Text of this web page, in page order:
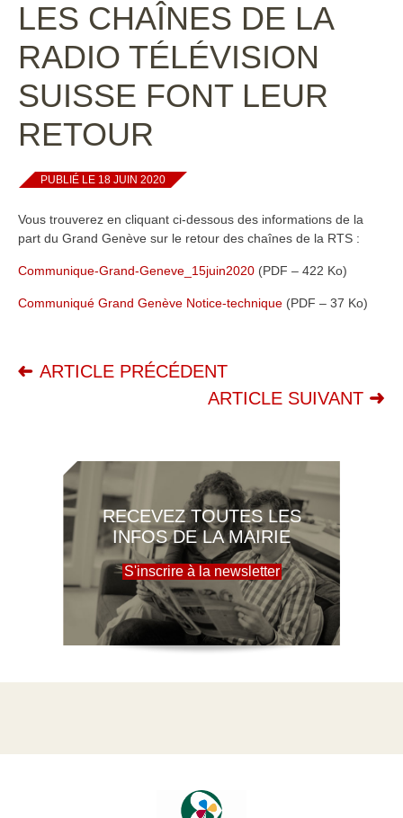
LES CHAÎNES DE LA
RADIO TÉLÉVISION
SUISSE FONT LEUR
RETOUR
PUBLIÉ LE 18 JUIN 2020
Vous trouverez en cliquant ci-dessous des informations de la
part du Grand Genève sur le retour des chaînes de la RTS :
Communique-Grand-Geneve_15juin2020 (PDF – 422 Ko)
Communiqué Grand Genève Notice-technique (PDF – 37 Ko)
ARTICLE PRÉCÉDENT
ARTICLE SUIVANT
RECEVEZ TOUTES LES
INFOS DE LA MAIRIE
S'inscrire à la newsletter